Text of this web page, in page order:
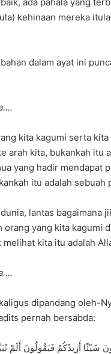
kehinaan mereka
dalam ayat ini
kita kagumi serta
arah kita, bukankah itu
yang hadir mendapat
itu adalah sebuah
lantas bagaimana
yang kita kagumi
kita itu adalah
dipandang oleh-
pernah bersabda:
شَيْئًا أَزِيدُكُمْ فَيَقُولُونَ أَلَمْ